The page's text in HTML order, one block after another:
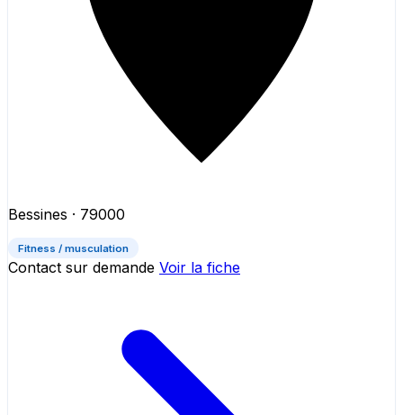
Bessines · 79000
Fitness / musculation
Contact sur demande Voir la fiche